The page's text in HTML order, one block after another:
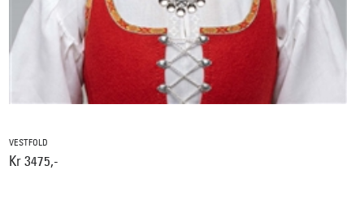
VESTFOLD
Kr 3475,-